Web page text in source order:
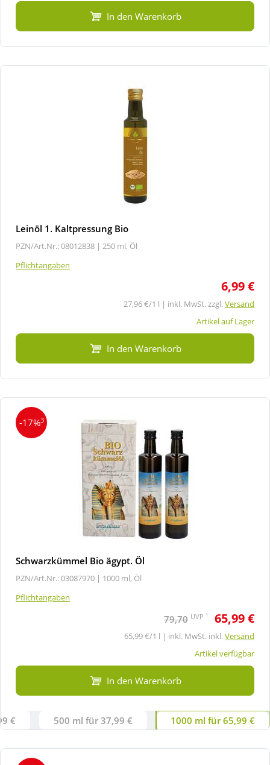
Wellness
In den Warenkorb
Leinöl 1. Kaltpressung Bio
PZN/Art.Nr.: 08012838 | 250 ml, Öl
Pflichtangaben
6,99 €
27,96 €/1 l | inkl. MwSt. zzgl.Versand
Artikel auf Lager
In den Warenkorb
-17%3
Schwarzkümmel Bio ägypt. Öl
PZN/Art.Nr.: 03087970 | 1000 ml, Öl
Pflichtangaben
79,70 UVP 1 65,99 €
65,99 €/1 l | inkl. MwSt. inkl.Versand
Artikel verfügbar
In den Warenkorb
€ 500 ml für 37,99 € 1000 ml für 65,99 €